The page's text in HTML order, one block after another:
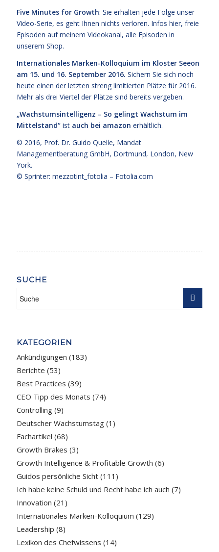
Five Minutes for Growth: Sie erhalten jede Folge unser
Video-Serie, es geht Ihnen nichts verloren. Infos hier, freie
Episoden auf meinem Videokanal, alle Episoden in
unserem Shop.
Internationales Marken-Kolloquium im Kloster Seeon
am 15. und 16. September 2016. Sichern Sie sich noch
heute einen der letzten streng limitierten Plätze für 2016.
Mehr als drei Viertel der Plätze sind bereits vergeben.
„Wachstumsintelligenz – So gelingt Wachstum im
Mittelstand“ist auch bei amazon erhältlich.
© 2016, Prof. Dr. Guido Quelle, Mandat
Managementberatung GmbH, Dortmund, London, New
York.
© Sprinter: mezzotint_fotolia – Fotolia.com
SUCHE
KATEGORIEN
Ankündigungen (183)
Berichte (53)
Best Practices (39)
CEO Tipp des Monats (74)
Controlling(9)
Deutscher Wachstumstag(1)
Fachartikel (68)
Growth Brakes (3)
Growth Intelligence & Profitable Growth (6)
Guidos persönliche Sicht(111)
Ich habe keine Schuld und Recht habe ich auch (7)
Innovation (21)
Internationales Marken-Kolloquium (129)
Leadership (8)
Lexikon des Chefwissens (14)